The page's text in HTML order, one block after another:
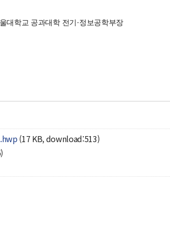
대학교 공과대학 전기 ·정보공학부장
(17 KB, download:513)